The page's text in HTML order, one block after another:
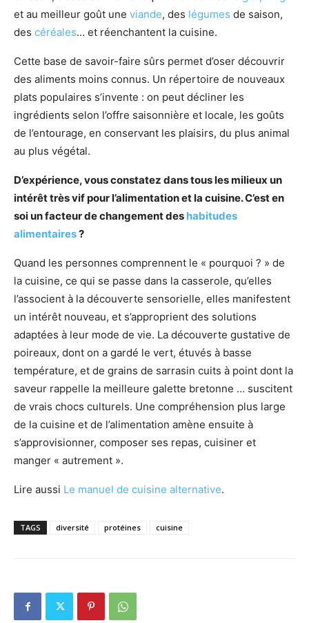
et au meilleur goût une viande, des légumes de saison,
des céréales… et réenchantent la cuisine.
Cette base de savoir-faire sûrs permet d’oser découvrir
des aliments moins connus. Un répertoire de nouveaux
plats populaires s’invente : on peut décliner les
ingrédients selon l’offre saisonnière et locale, les goûts
de l’entourage, en conservant les plaisirs, du plus animal
au plus végétal.
D’expérience, vous constatez dans tous les milieux un
intérêt très vif pour l’alimentation et la cuisine. C’est en
soi un facteur de changement des habitudes
alimentaires?
Quand les personnes comprennent le « pourquoi ? » de
la cuisine, ce qui se passe dans la casserole, qu’elles
l’associent à la découverte sensorielle, elles manifestent
un intérêt nouveau, et s’approprient des solutions
adaptées à leur mode de vie. La découverte gustative de
poireaux, dont on a gardé le vert, étuvés à basse
température, et de grains de sarrasin cuits à point dont la
saveur rappelle la meilleure galette bretonne … suscitent
de vrais chocs culturels. Une compréhension plus large
de la cuisine et de l’alimentation amène ensuite à
s’approvisionner, composer ses repas, cuisiner et
manger « autrement ».
Lire aussi Le manuel de cuisine alternative.
TAGS diversité protéines cuisine